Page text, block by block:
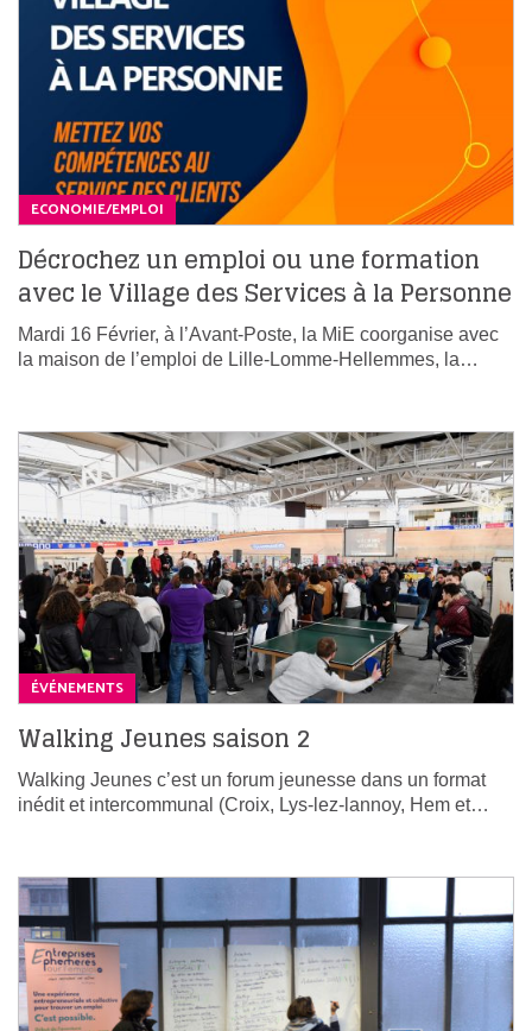
ECONOMIE/EMPLOI
Décrochez un emploi ou une formation
avec le Village des Services à la Personne
Mardi 16 Février, à l’Avant-Poste, la MiE coorganise avec
la maison de l’emploi de Lille-Lomme-Hellemmes, la…
ÉVÉNEMENTS
Walking Jeunes saison 2
Walking Jeunes c’est un forum jeunesse dans un format
inédit et intercommunal (Croix, Lys-lez-lannoy, Hem et…